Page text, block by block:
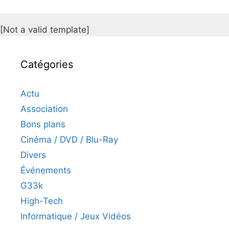
[Not a valid template]
Catégories
Actu
Association
Bons plans
Cinéma / DVD / Blu-Ray
Divers
Événements
G33k
High-Tech
Informatique / Jeux Vidéos